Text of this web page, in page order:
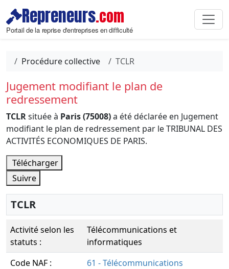
Repreneurs.com
Portail de la reprise d'entreprises en difficulté
Procédure collective TCLR
Jugement modifiant le plan de
redressement
TCLRsituée à Paris (75008)a été déclarée en Jugement
modifiant le plan de redressement par le TRIBUNAL DES
ACTIVITÉS ECONOMIQUES DE PARIS.
Télécharger
Suivre
TCLR
Activité selon les
statuts :
Télécommunications et
informatiques
Code NAF :
61 - Télécommunications